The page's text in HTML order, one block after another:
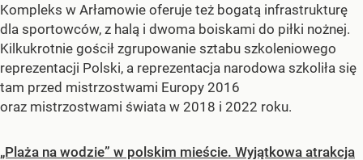
Kompleks w Arłamowie oferuje też bogatą infrastrukturę
dla sportowców, z halą i dwoma boiskami do piłki nożnej.
Kilkukrotnie gościł zgrupowanie sztabu szkoleniowego
reprezentacji Polski, a reprezentacja narodowa szkoliła się
tam przed mistrzostwami Europy 2016
oraz mistrzostwami świata w 2018 i 2022 roku.
„Plaża na wodzie” w polskim mieście. Wyjątkowa atrakcja